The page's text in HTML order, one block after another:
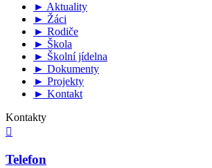
► Aktuality
► Žáci
► Rodiče
► Škola
► Školní jídelna
► Dokumenty
► Projekty
► Kontakt
Kontakty

Telefon